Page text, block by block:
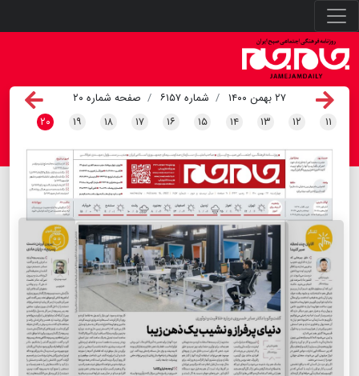
۲۷ بهمن ۱۴۰۰ شماره ۶۱۵۷
صفحه شماره ۲۰
۱۱ ۱۲ ۱۳ ۱۴ ۱۵ ۱۶ ۱۷ ۱۸ ۱۹ ۲۰